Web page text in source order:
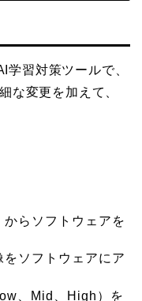
学習対策ツールで、
な変更を加えて、
らソフトウェアを
ソフトウェアにア
、Mid、High）を